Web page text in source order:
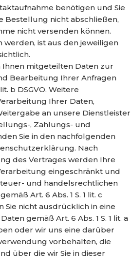
benötigen und Sie
Bestellung nicht abschließen,
nicht versenden können.
ist aus den jeweiligen
Ihnen mitgeteilten Daten zur
Bearbeitung Ihrer Anfragen
b DSGVO. Weitere
Ihrer Daten,
an unsere Dienstleister
, Zahlungs- und
Sie in den nachfolgenden
Nach
des Vertrages werden Ihre
eingeschränkt und
und handelsrechtlichen
Art. 6 Abs. 1 S. 1 lit. c
Sie nicht ausdrücklich in eine
gemäß Art. 6 Abs. 1 S. 1 lit. a
oder wir uns eine darüber
vorbehalten, die
über die wir Sie in dieser